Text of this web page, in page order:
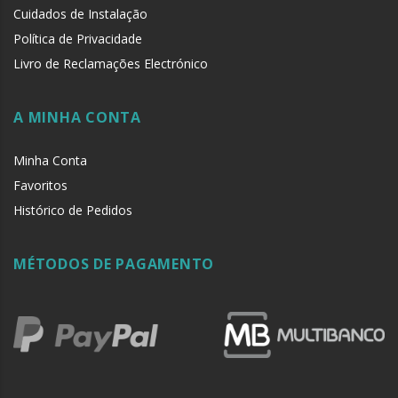
Cuidados de Instalação
Política de Privacidade
Livro de Reclamações Electrónico
A MINHA CONTA
Minha Conta
Favoritos
Histórico de Pedidos
MÉTODOS DE PAGAMENTO